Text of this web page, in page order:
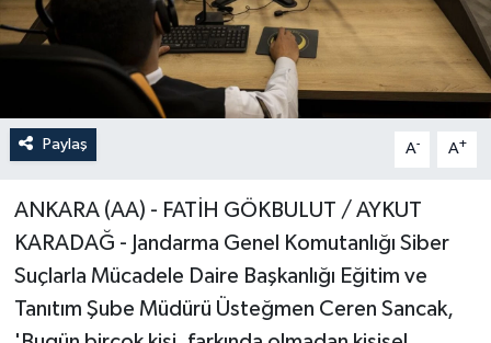
Paylaş A- A+
ANKARA (AA) - FATİH GÖKBULUT / AYKUT
KARADAĞ - Jandarma Genel Komutanlığı Siber
Suçlarla Mücadele Daire Başkanlığı Eğitim ve
Tanıtım Şube Müdürü Üsteğmen Ceren Sancak,